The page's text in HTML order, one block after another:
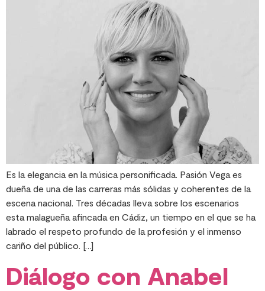
Es la elegancia en la música personificada. Pasión Vega es
dueña de una de las carreras más sólidas y coherentes de la
escena nacional. Tres décadas lleva sobre los escenarios
esta malagueña afincada en Cádiz, un tiempo en el que se ha
labrado el respeto profundo de la profesión y el inmenso
cariño del público. […]
Diálogo con Anabel